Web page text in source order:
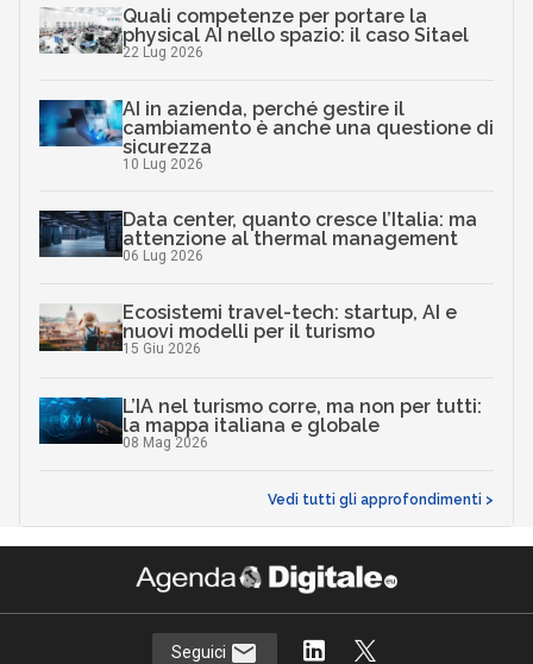
Quali competenze per portare la
physical AI nello spazio: il caso Sitael
22 Lug 2026
AI in azienda, perché gestire il
cambiamento è anche una questione di
sicurezza
10 Lug 2026
Data center, quanto cresce l’Italia: ma
attenzione al thermal management
06 Lug 2026
Ecosistemi travel-tech: startup, AI e
nuovi modelli per il turismo
15 Giu 2026
L’IA nel turismo corre, ma non per tutti:
la mappa italiana e globale
08 Mag 2026
Vedi tutti gli approfondimenti >
Seguici